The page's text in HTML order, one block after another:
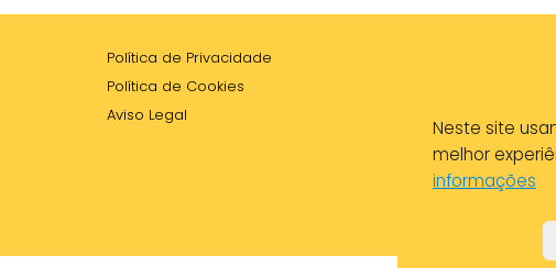
Aviso Legal
Neste site
melhor
informações